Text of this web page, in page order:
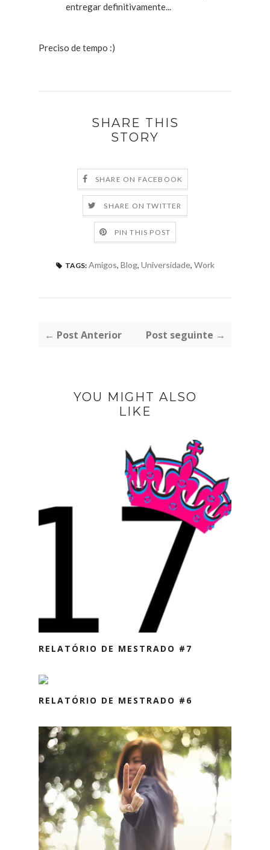
entregar definitivamente...
Preciso de tempo :)
SHARE THIS
STORY
SHARE ON FACEBOOK
SHARE ON TWITTER
PIN THIS POST
TAGS: Amigos, Blog, Universidade, Work
← Post Anterior Post seguinte →
YOU MIGHT ALSO
LIKE
RELATÓRIO DE MESTRADO #7
RELATÓRIO DE MESTRADO #6